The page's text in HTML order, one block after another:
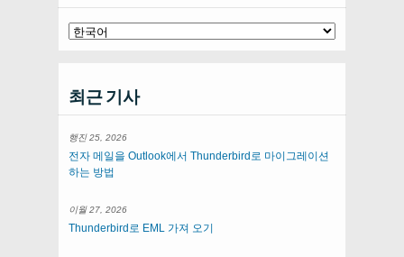
최근 기사
행진 25, 2026
전자 메일을 Outlook에서 Thunderbird로 마이그레이션
하는 방법
이월 27, 2026
Thunderbird로 EML 가져 오기